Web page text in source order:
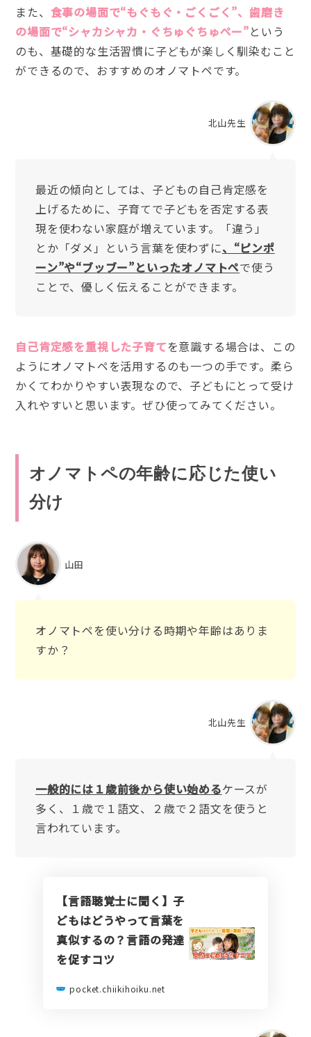
また、 食事の場面で“もぐもぐ・ごくごく”、歯磨き
の場面で“シャカシャカ・ぐちゅぐちゅペー”という
のも、基礎的な生活習慣に子どもが楽しく馴染むこと
ができるので、おすすめのオノマトペです。
北山先生
最近の傾向としては、子どもの自己肯定感を
上げるために、子育てで子どもを否定する表
現を使わない家庭が増えています。「違う」
とか「ダメ」という言葉を使わずに、“ピンポ
ーン”や“ブッブー”といったオノマトペで使う
ことで、優しく伝えることができます。
自己肯定感を重視した子育てを意識する場合は、この
ようにオノマトペを活用するのも一つの手です。柔ら
かくてわかりやすい表現なので、子どもにとって受け
入れやすいと思います。ぜひ使ってみてください。
オノマトペの年齢に応じた使い
分け
山田
オノマトペを使い分ける時期や年齢はありま
すか？
北山先生
一般的には１歳前後から使い始めるケースが
多く、１歳で１語文、２歳で２語文を使うと
言われています。
【言語聴覚士に聞く】子
どもはどうやって言葉を
真似するの？言語の発達
を促すコツ
pocket.chiikihoiku.net